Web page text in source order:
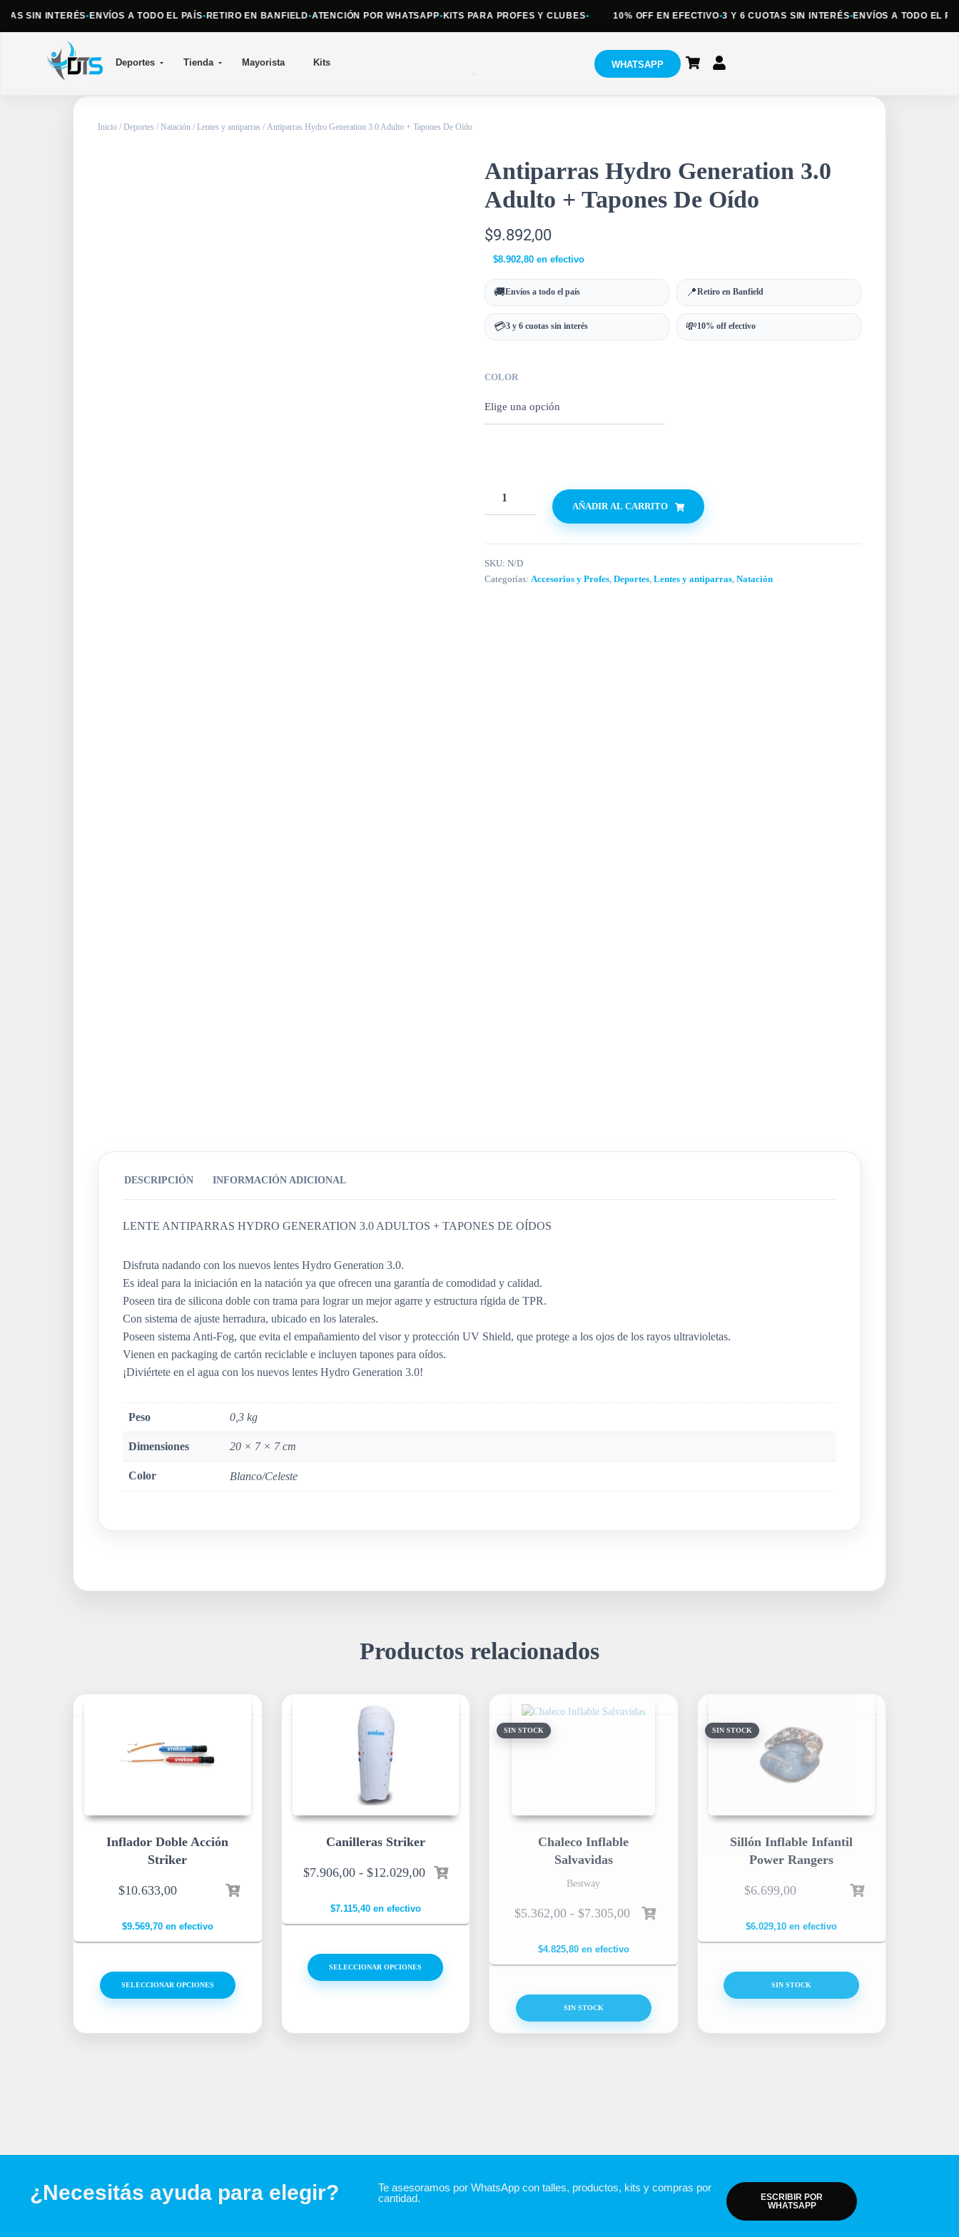
SIN INTERÉS•ENVÍOS A TODO EL PAÍS•RETIRO EN BANFIELD •ATENCIÓN POR WHATSAPP•KITS PARA PROFES Y CLUBES • 10% OFF EN EFECTIVO• 3 Y 6 CUOTAS SIN INTERÉS•ENVÍOS A TODO EL PAÍS•
Deportes Tienda Mayorista Kits WHATSAPP
Inicio / Deportes / Natación / Lentes y antiparras / Antiparras Hydro Generation 3.0 Adulto + Tapones De Oído
Antiparras Hydro Generation 3.0
Adulto + Tapones De Oído
$9.892,00
$8.902,80en efectivo
🚚Envíos a todo el país 📍Retiro en Banfield
💳3 y 6 cuotas sin interés 💸10% off efectivo
COLOR
AÑADIR AL CARRITO
SKU: N/D
Categorías: Accesorios y Profes, Deportes, Lentes y antiparras, Natación
DESCRIPCIÓN INFORMACIÓN ADICIONAL
LENTE ANTIPARRAS HYDRO GENERATION 3.0 ADULTOS + TAPONES DE OÍDOS
Disfruta nadando con los nuevos lentes Hydro Generation 3.0.
Es ideal para la iniciación en la natación ya que ofrecen una garantía de comodidad y calidad.
Poseen tira de silicona doble con trama para lograr un mejor agarre y estructura rígida de TPR.
Con sistema de ajuste herradura, ubicado en los laterales.
Poseen sistema Anti-Fog, que evita el empañamiento del visor y protección UV Shield, que protege a los ojos de los rayos ultravioletas.
Vienen en packaging de cartón reciclable e incluyen tapones para oídos.
¡Diviértete en el agua con los nuevos lentes Hydro Generation 3.0!
Peso 0,3 kg
Dimensiones 20 × 7 × 7 cm
Color Blanco/Celeste
Productos relacionados
SIN STOCK
Chaleco Inflable
Salvavidas
Bestway
$5.362,00 - $7.305,00
$4.825,80en efectivo
SIN STOCK
Inflador Doble Acción
Striker
$10.633,00
$9.569,70en efectivo
SELECCIONAR OPCIONES
Canilleras Striker
$7.906,00 - $12.029,00
$7.115,40en efectivo
SELECCIONAR OPCIONES
SIN STOCK
Sillón Inflable Infantil
Power Rangers
$6.699,00
$6.029,10 en efectivo
SIN STOCK
¿Necesitás ayuda para elegir?
Te asesoramos por WhatsApp con talles, productos, kits y compras por
cantidad.
ESCRIBIR POR
WHATSAPP